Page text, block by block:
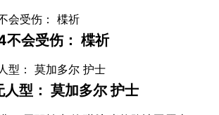
会受伤： 楪祈
型： 莫加多尔 护士